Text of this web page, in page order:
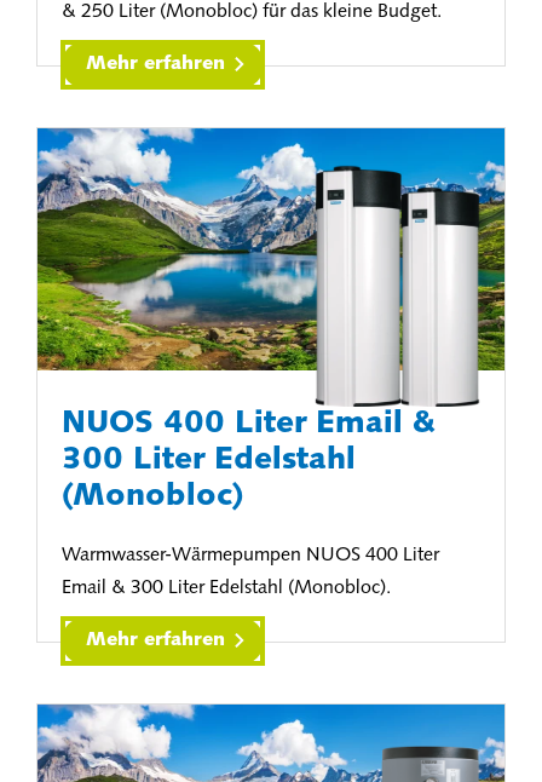
& 250 Liter (Monobloc) für das kleine Budget.
Mehr erfahren
NUOS 400 Liter Email &
300 Liter Edelstahl
(Monobloc)
Warmwasser-Wärmepumpen NUOS 400 Liter
Email & 300 Liter Edelstahl (Monobloc).
Mehr erfahren